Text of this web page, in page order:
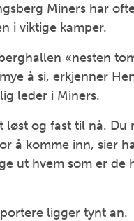
Miners har
i viktige kamper.
«nesten
å si, erkjenner
leder i Miners.
løst og fast til nå. Du
å komme inn, sier
ut hvem som er de
ligger tynt an.